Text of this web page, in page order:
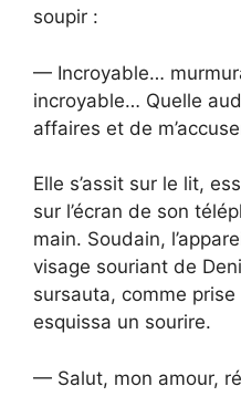
soupir :
— Incroyable…
incroyable… Quelle
affaires et de
Elle s’assit sur le lit,
sur l’écran de son
main. Soudain,
visage souriant de
sursauta, comme
esquissa un sourire.
— Salut, mon amour,